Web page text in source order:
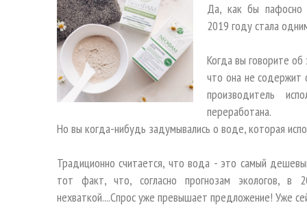
Да, как бы пафосно
2019 году стала
Когда вы говорите
что она не содержит
производитель
переработана.
Но вы когда-нибудь задумывались о воде, которая
Традиционно считается, что вода - это самый
тот факт, что, согласно прогнозам экологов, в
нехваткой....Спрос уже превышает предложение! Уже